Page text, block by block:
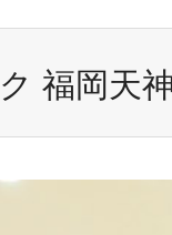
福岡天